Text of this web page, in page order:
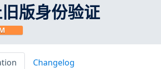
版身份验证
Changelog